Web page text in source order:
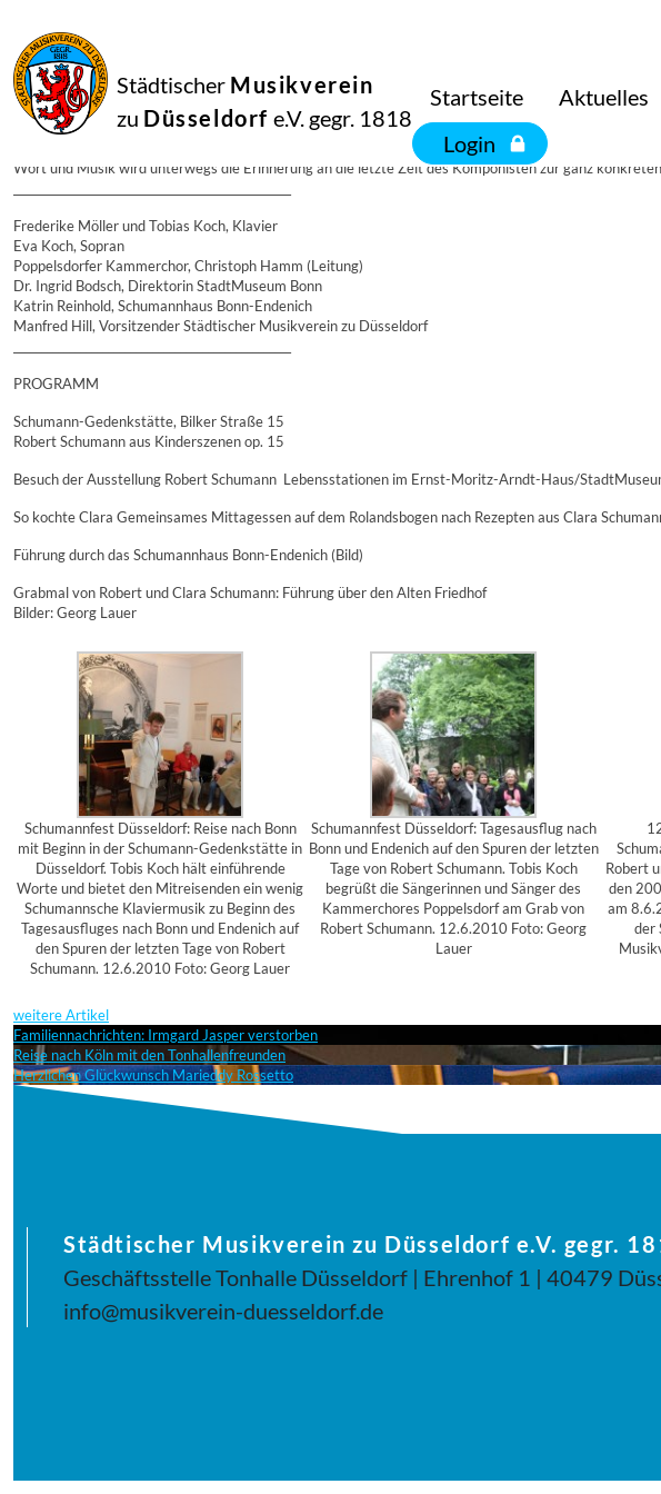
Städtischer Musikverein
zu Düsseldorf e.V. gegr. 1818
Startseite Aktuelles
Login
2010
Manfred Hill
12.6.2010 – Schumannfest Düsseldorf – Auf Schumanns Spuren nach Bonn:
12.6.2010 - Schumannfest Düsseldorf - Auf Schumanns Spuren nach Bonn:
Mitten in der Düsseldorfer Altstadt beginnt diese Tagesreise auf Robert Schumanns rheinischen
Wort und Musik wird unterwegs die Erinnerung an die letzte Zeit des Komponisten zur ganz
Frederike Möller und Tobias Koch, Klavier
Eva Koch, Sopran
Poppelsdorfer Kammerchor, Christoph Hamm (Leitung)
Dr. Ingrid Bodsch, Direktorin StadtMuseum Bonn
Katrin Reinhold, Schumannhaus Bonn-Endenich
Manfred Hill, Vorsitzender Städtischer Musikverein zu Düsseldorf
PROGRAMM
Schumann-Gedenkstätte, Bilker Straße 15
Robert Schumann aus Kinderszenen op. 15
Besuch der Ausstellung Robert Schumann  Lebensstationen im Ernst-Moritz-Arndt-Haus/
So kochte Clara Gemeinsames Mittagessen auf dem Rolandsbogen nach Rezepten aus Clara
Führung durch das Schumannhaus Bonn-Endenich (Bild)
Grabmal von Robert und Clara Schumann: Führung über den Alten Friedhof
Bilder: Georg Lauer
Schumannfest Düsseldorf: Reise nach Bonn
mit Beginn in der Schumann-Gedenkstätte in
Düsseldorf. Tobis Koch hält einführende
Worte und bietet den Mitreisenden ein wenig
Schumannsche Klaviermusik zu Beginn des
Tagesausfluges nach Bonn und Endenich auf
den Spuren der letzten Tage von Robert
Schumann. 12.6.2010 Foto: Georg Lauer
Schumannfest Düsseldorf: Tagesausflug nach
Bonn und Endenich auf den Spuren der letzten
Tage von Robert Schumann. Tobis Koch
begrüßt die Sängerinnen und Sänger des
Kammerchores Poppelsdorf am Grab von
Robert Schumann. 12.6.2010 Foto: Georg
Lauer
Robert
den
am
der
weitere Artikel
Familiennachrichten: Irmgard Jasper verstorben
Reise nach Köln mit den Tonhallenfreunden
Herzlichen Glückwunsch Marieddy Rossetto
Städtischer Musikverein zu Düsseldorf e.V. gegr.
Geschäftsstelle Tonhalle Düsseldorf | Ehrenhof 1 | 40479
info@musikverein-duesseldorf.de